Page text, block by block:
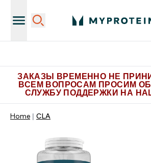
ЗАКАЗЫ ВРЕМЕННО НЕ
ВСЕМ ВОПРОСАМ ПРОСИМ
СЛУЖБУ ПОДДЕРЖКИ НА
Home CLA